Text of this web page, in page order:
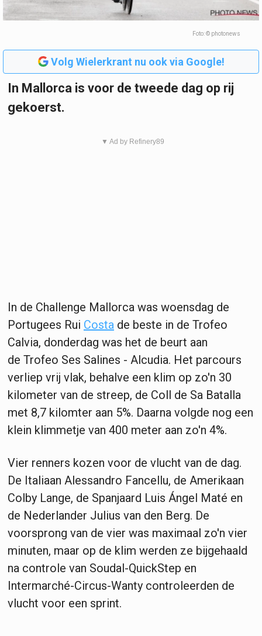
Foto: © photonews
Volg Wielerkrant nu ook via Google!
In Mallorca is voor de tweede dag op rij
gekoerst.
▼ Ad by Refinery89
In de Challenge Mallorca was woensdag de
Portugees Rui Costa de beste in de Trofeo
Calvia, donderdag was het de beurt aan
de Trofeo Ses Salines - Alcudia. Het parcours
verliep vrij vlak, behalve een klim op zo'n 30
kilometer van de streep, de Coll de Sa Batalla
met 8,7 kilomter aan 5%. Daarna volgde nog een
klein klimmetje van 400 meter aan zo'n 4%.
Vier renners kozen voor de vlucht van de dag.
De Italiaan Alessandro Fancellu, de Amerikaan
Colby Lange, de Spanjaard Luis Ángel Maté en
de Nederlander Julius van den Berg. De
voorsprong van de vier was maximaal zo'n vier
minuten, maar op de klim werden ze bijgehaald
na controle van Soudal-QuickStep en
Intermarché-Circus-Wanty controleerden de
vlucht voor een sprint.